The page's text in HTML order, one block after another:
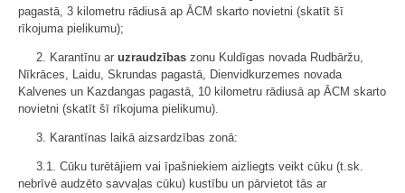
pagastā, 3 kilometru rādiusā ap ĀCM skarto novietni (skatīt šī
rīkojuma pielikumu);
2. Karantīnu ar uzraudzības zonu Kuldīgas novada Rudbāržu,
Nīkrāces, Laidu, Skrundas pagastā, Dienvidkurzemes novada
Kalvenes un Kazdangas pagastā, 10 kilometru rādiusā ap ĀCM skarto
novietni (skatīt šī rīkojuma pielikumu).
3. Karantīnas laikā aizsardzības zonā:
3.1. Cūku turētājiem vai īpašniekiem aizliegts veikt cūku (t.sk.
nebrīvē audzēto savvaļas cūku) kustību un pārvietot tās ar